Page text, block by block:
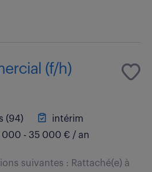
(f/h)
(94)
intérim
- 35 000 € / an
suivantes : Rattaché(e) à